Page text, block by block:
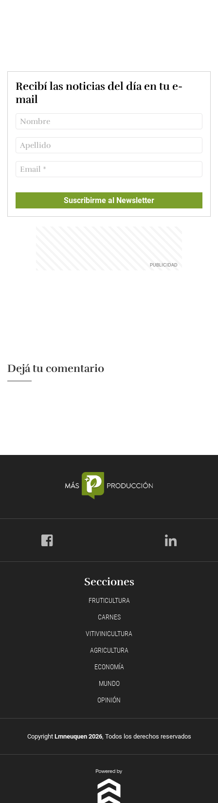
Recibí las noticias del día en tu e-
mail
Suscribirme al Newsletter
Dejá tu comentario
Secciones
FRUTICULTURA
CARNES
VITIVINICULTURA
AGRICULTURA
ECONOMÍA
MUNDO
OPINIÓN
Copyright Lmneuquen 2026, Todos los derechos reservados